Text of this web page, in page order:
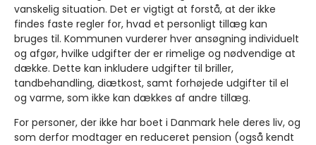
vanskelig situation. Det er vigtigt at forstå, at der ikke
findes faste regler for, hvad et personligt tillæg kan
bruges til. Kommunen vurderer hver ansøgning individuelt
og afgør, hvilke udgifter der er rimelige og nødvendige at
dække. Dette kan inkludere udgifter til briller,
tandbehandling, diætkost, samt forhøjede udgifter til el
og varme, som ikke kan dækkes af andre tillæg.
For personer, der ikke har boet i Danmark hele deres liv, og
som derfor modtager en reduceret pension (også kendt